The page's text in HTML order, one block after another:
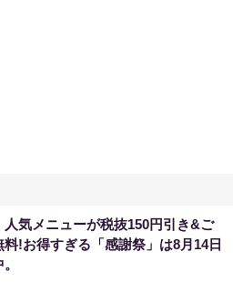
人気メニューが税抜150円引き&ご
!お得すぎる「感謝祭」は8月14日